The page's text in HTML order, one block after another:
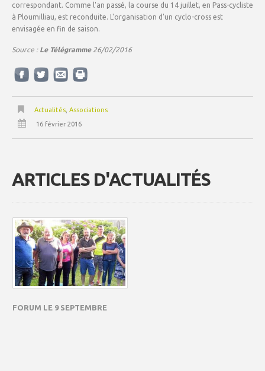
correspondant. Comme l'an passé, la course du 14 juillet, en Pass-cycliste
à Ploumilliau, est reconduite. L'organisation d'un cyclo-cross est
envisagée en fin de saison.
Source : Le Télégramme26/02/2016
Actualités, Associations
16 février 2016
ARTICLES D'ACTUALITÉS
FORUM LE 9 SEPTEMBRE